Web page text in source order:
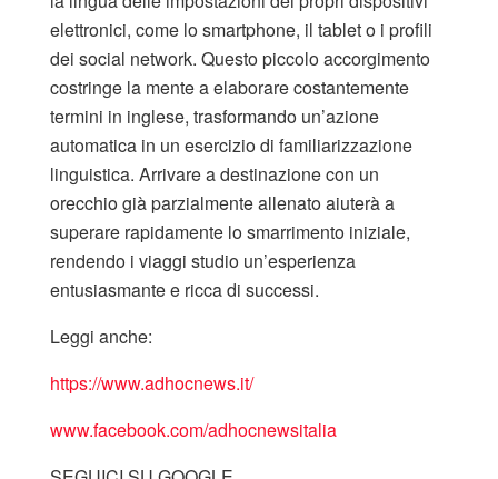
elettronici, come lo smartphone, il tablet o i profili
dei social network. Questo piccolo accorgimento
costringe la mente a elaborare costantemente
termini in inglese, trasformando un’azione
automatica in un esercizio di familiarizzazione
linguistica. Arrivare a destinazione con un
orecchio già parzialmente allenato aiuterà a
superare rapidamente lo smarrimento iniziale,
rendendo i viaggi studio un’esperienza
entusiasmante e ricca di successi.
Leggi anche:
https://www.adhocnews.it/
www.facebook.com/adhocnewsitalia